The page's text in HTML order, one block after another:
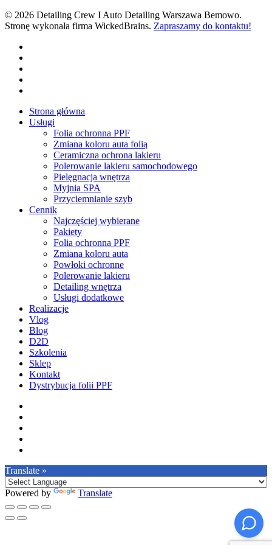
© 2026 Detailing Crew I Auto Detailing Warszawa Bemowo.
Stronę wykonała firma WickedBrains. Zapraszamy do kontaktu!
Close
Menu
Strona główna
Usługi
Folia ochronna PPF
Zmiana koloru auta folią
Ceramiczna ochrona lakieru
Polerowanie lakieru samochodowego
Pielęgnacja wnętrza
Myjnia SPA
Przyciemnianie szyb
Cennik
Najczęściej wybierane
Pakiety
Folia ochronna PPF
Zmiana koloru auta
Powłoki ochronne
Polerowanie lakieru
Detailing wnętrza
Usługi dodatkowe
Realizacje
Vlog
Blog
D2D
Szkolenia
Sklep
Kontakt
Dystrybucja folii PPF
Translate »
Powered by Translate